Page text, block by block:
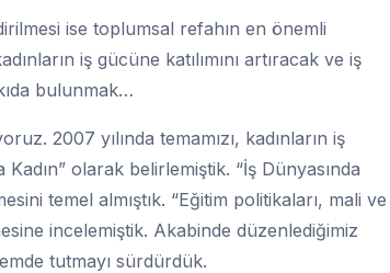
ise toplumsal refahın en önemli
iş gücüne katılımını artıracak ve iş
bulunmak…
2007 yılında temamızı, kadınların iş
olarak belirlemiştik. “İş Dünyasında
temel almıştık. “Eğitim politikaları, mali ve
incelemiştik. Akabinde düzenlediğimiz
tutmayı sürdürdük.